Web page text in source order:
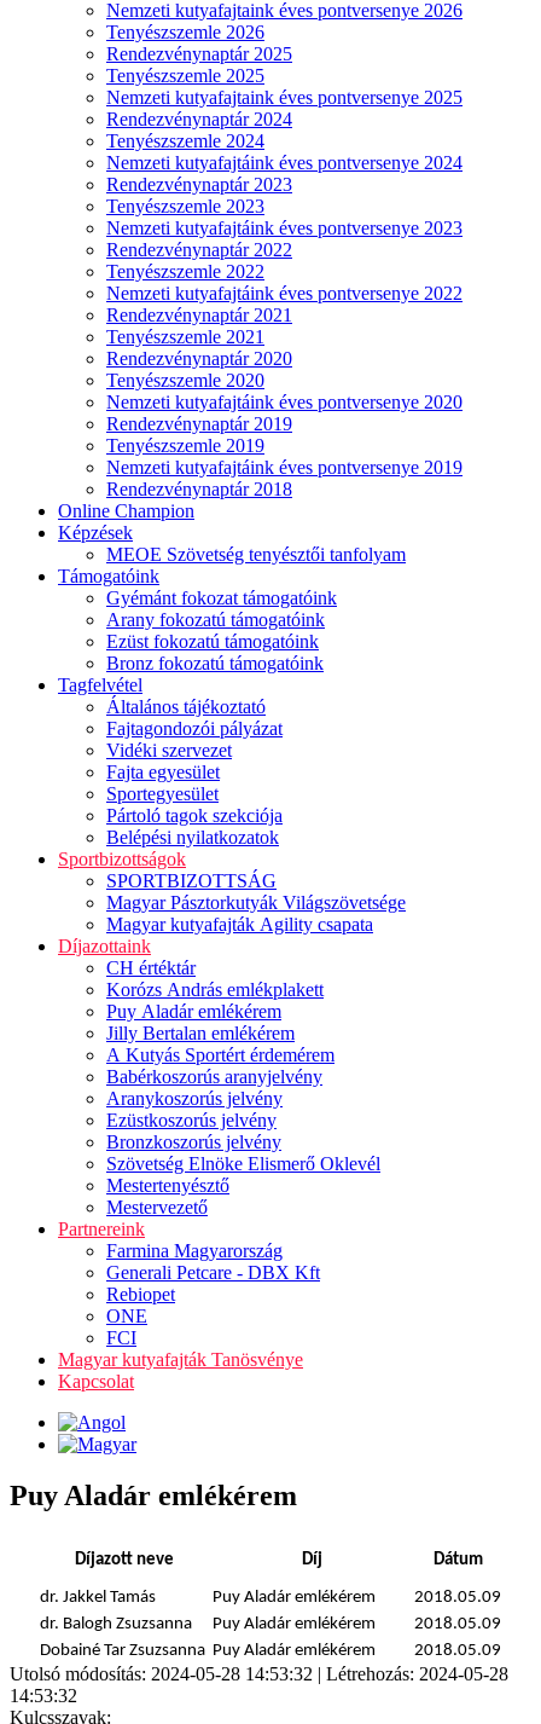
Nemzeti kutyafajtaink éves pontversenye 2026
Tenyészszemle 2026
Rendezvénynaptár 2025
Tenyészszemle 2025
Nemzeti kutyafajtaink éves pontversenye 2025
Rendezvénynaptár 2024
Tenyészszemle 2024
Nemzeti kutyafajtáink éves pontversenye 2024
Rendezvénynaptár 2023
Tenyészszemle 2023
Nemzeti kutyafajtáink éves pontversenye 2023
Rendezvénynaptár 2022
Tenyészszemle 2022
Nemzeti kutyafajtáink éves pontversenye 2022
Rendezvénynaptár 2021
Tenyészszemle 2021
Rendezvénynaptár 2020
Tenyészszemle 2020
Nemzeti kutyafajtáink éves pontversenye 2020
Rendezvénynaptár 2019
Tenyészszemle 2019
Nemzeti kutyafajtáink éves pontversenye 2019
Rendezvénynaptár 2018
Online Champion
Képzések
MEOE Szövetség tenyésztői tanfolyam
Támogatóink
Gyémánt fokozat támogatóink
Arany fokozatú támogatóink
Ezüst fokozatú támogatóink
Bronz fokozatú támogatóink
Tagfelvétel
Általános tájékoztató
Fajtagondozói pályázat
Vidéki szervezet
Fajta egyesület
Sportegyesület
Pártoló tagok szekciója
Belépési nyilatkozatok
Sportbizottságok
SPORTBIZOTTSÁG
Magyar Pásztorkutyák Világszövetsége
Magyar kutyafajták Agility csapata
Díjazottaink
CH értéktár
Korózs András emlékplakett
Puy Aladár emlékérem
Jilly Bertalan emlékérem
A Kutyás Sportért érdemérem
Babérkoszorús aranyjelvény
Aranykoszorús jelvény
Ezüstkoszorús jelvény
Bronzkoszorús jelvény
Szövetség Elnöke Elismerő Oklevél
Mestertenyésztő
Mestervezető
Partnereink
Farmina Magyarország
Generali Petcare - DBX Kft
Rebiopet
ONE
FCI
Magyar kutyafajták Tanösvénye
Kapcsolat
Puy Aladár emlékérem
Díjazott neve Díj Dátum
dr. Jakkel Tamás Puy Aladár emlékérem
2018.05.09
dr. Balogh Zsuzsanna
Puy Aladár emlékérem
2018.05.09
Dobainé Tar Zsuzsanna Puy Aladár emlékérem 2018.05.09
Utolsó módosítás: 2024-05-28 14:53:32 | Létrehozás: 2024-05-28
14:53:32
Kulcsszavak: